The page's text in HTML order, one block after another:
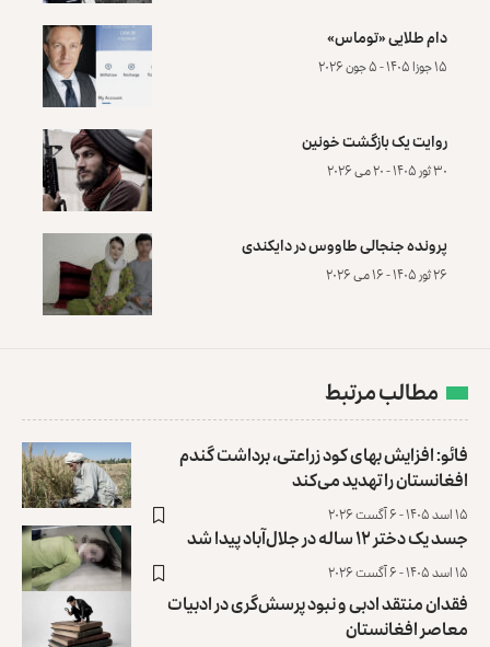
دام طلایی «توماس»
۱۵ جوزا ۱۴۰۵ - ۵ جون ۲۰۲۶
روایت یک بازگشت خونین
۳۰ ثور ۱۴۰۵ - ۲۰ می ۲۰۲۶
پرونده‌ جنجالی طاووس در دایکندی
۲۶ ثور ۱۴۰۵ - ۱۶ می ۲۰۲۶
مطالب مرتبط
فائو: افزایش بهای کود زراعتی، برداشت گندم
افغانستان را تهدید می‌کند
۱۵ اسد ۱۴۰۵ - ۶ آگست ۲۰۲۶
جسد یک دختر ۱۲ ساله در جلال‌آباد پیدا شد
۱۵ اسد ۱۴۰۵ - ۶ آگست ۲۰۲۶
فقدان منتقد ادبی و نبود پرسش‌گری در ادبیات
معاصر افغانستان